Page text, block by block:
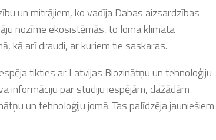
un mitrājiem, ko vadīja Dabas aizsardzības
nozīme ekosistēmās, to loma klimata
kā arī draudi, ar kuriem tie saskaras.
tikties ar Latvijas Biozinātņu un tehnoloģiju
informāciju par studiju iespējām, dažādām
un tehnoloģiju jomā. Tas palīdzēja jauniešiem